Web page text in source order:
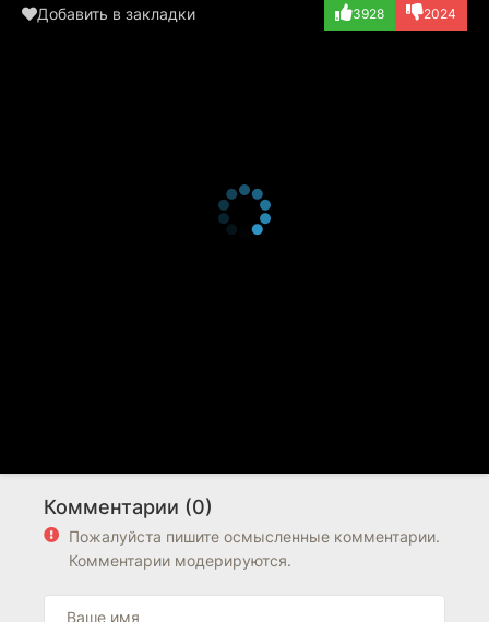
Добавить в закладки 3928 2024
Комментарии (0)
Пожалуйста пишите осмысленные комментарии.
Комментарии модерируются.